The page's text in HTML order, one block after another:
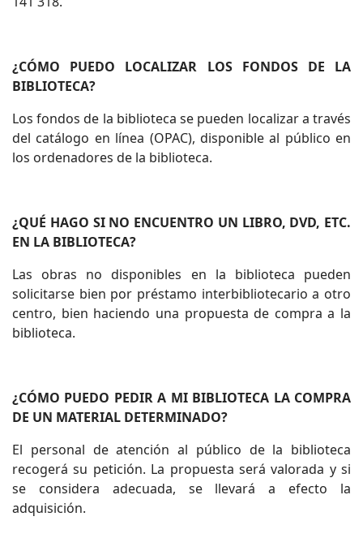
¿CÓMO PUEDO LOCALIZAR LOS FONDOS DE LA
BIBLIOTECA?
Los fondos de la biblioteca se pueden localizar a través
del catálogo en línea (OPAC), disponible al público en
los ordenadores de la biblioteca.
¿QUÉ HAGO SI NO ENCUENTRO UN LIBRO, DVD, ETC.
EN LA BIBLIOTECA?
Las obras no disponibles en la biblioteca pueden
solicitarse bien por préstamo interbibliotecario a otro
centro, bien haciendo una propuesta de compra a la
biblioteca.
¿CÓMO PUEDO PEDIR A MI BIBLIOTECA LA COMPRA
DE UN MATERIAL DETERMINADO?
El personal de atención al público de la biblioteca
recogerá su petición. La propuesta será valorada y si
se considera adecuada, se llevará a efecto la
adquisición.